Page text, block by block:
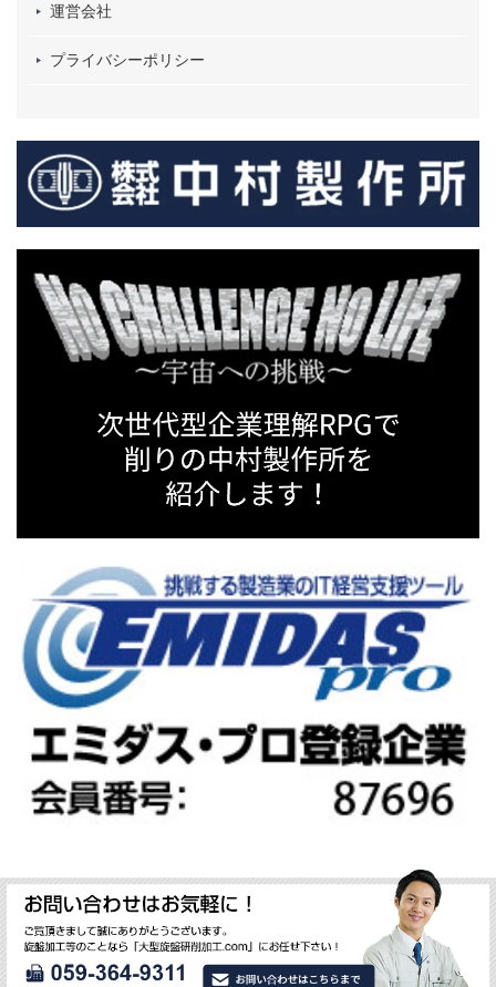
運営会社
プライバシーポリシー